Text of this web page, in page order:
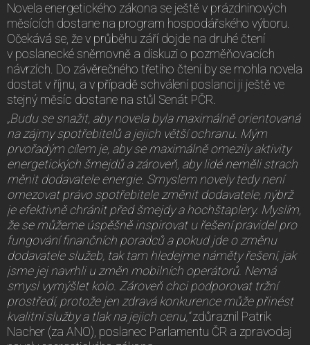
Novela energetického zákona se ještě v prázdninových
měsících dostane na program hospodářského výboru.
Očekává se, že v průběhu září dojde na druhé čtení
v poslanecké sněmovně a diskuzi o pozměňovacích
návrzích. Do závěrečného třetího čtení by se mohla novela
dostat v říjnu, a v případě schválení poslanci ji ještě ve
stejný měsíc dostane na stůl Senát PČR.
„Budu se snažit, aby novela byla maximálně orientovaná
na zájmy spotřebitelů a jejich větší ochranu. Mým
prvořadým cílem je, aby se maximálně omezily aktivity
energetických šmejdů a zároveň, aby lidé neměli strach
měnit dodavatele energie. Smyslem novely tedy není
omezovat právo spotřebitele změnit dodavatele, nýbrž
je efektivně chránit před šmejdy a hochštaplery. Myslím,
že se můžeme úspěšně inspirovat u řešení pravidel pro
fungování finančních poradců a pokud jde o změnu
dodavatele služeb, tak tam hledejme náměty řešení, jak
jsme jej navrhli u změn mobilních operátorů. Nemá
smysl vymýšlet kolo. Zároveň chci podporovat tržní
prostředí, protože jen zdravá konkurence může přinést
kvalitní služby a tlak na jejich cenu,“zdůraznil Patrik
Nacher (za ANO), poslanec Parlamentu ČR a zpravodaj